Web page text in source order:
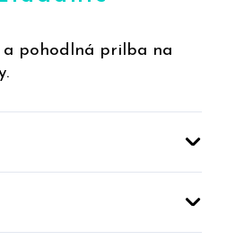
a pohodlná prilba na